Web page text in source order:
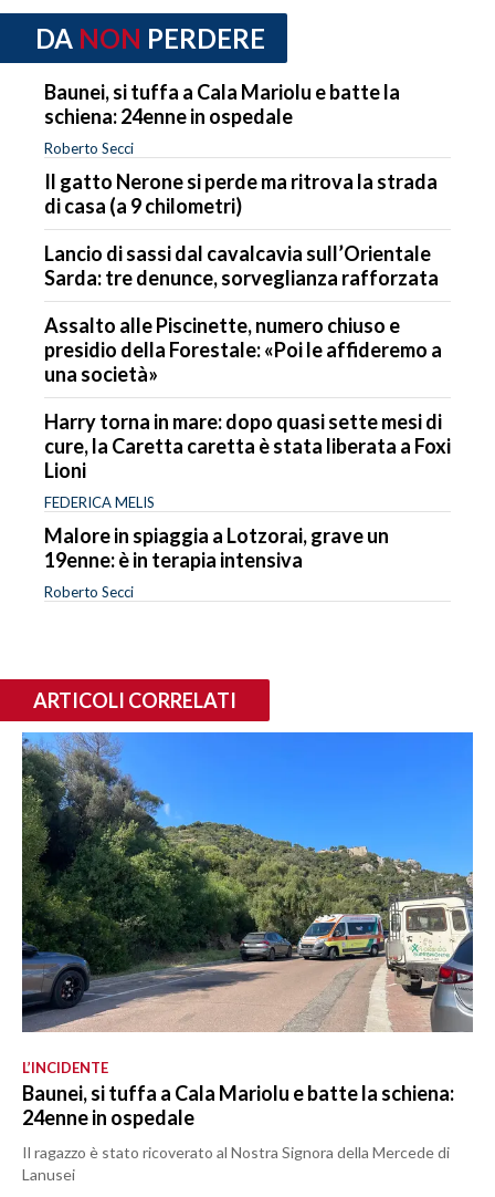
DA NON PERDERE
Baunei, si tuffa a Cala Mariolu e batte la
schiena: 24enne in ospedale
Roberto Secci
Il gatto Nerone si perde ma ritrova la strada
di casa (a 9 chilometri)
Lancio di sassi dal cavalcavia sull’Orientale
Sarda: tre denunce, sorveglianza rafforzata
Assalto alle Piscinette, numero chiuso e
presidio della Forestale: «Poi le affideremo a
una società»
Harry torna in mare: dopo quasi sette mesi di
cure, la Caretta caretta è stata liberata a Foxi
Lioni
FEDERICA MELIS
Malore in spiaggia a Lotzorai, grave un
19enne: è in terapia intensiva
Roberto Secci
ARTICOLI CORRELATI
L’INCIDENTE
Baunei, si tuffa a Cala Mariolu e batte la schiena:
24enne in ospedale
Il ragazzo è stato ricoverato al Nostra Signora della Mercede di
Lanusei